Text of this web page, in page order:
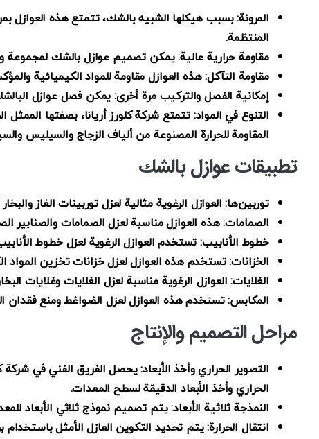
المرونة: بسبب هيكلها الشبيه بالشك، تتمتع هذه العوازل
المنتظمة.
مقاومة حرارية عالية: يمكن تصميم عوازل بالشك لمجموعة واسعة من درجات
مقاومة التآكل: هذه العوازل مقاومة للمواد الكيميائية
إمكانية الفصل والتركيب مرة أخرى: يمكن فصل عوازل
التنوع في المواد: تتمتع شركة كلورز أريانا، بصفتها
المقاومة للحرارة المصنوعة من ألياف الزجاج والسيليس
تطبيقات عوازل بالشك
توربین‌ها: العوازل الرغوية مثالية لعزل توربينات الغاز
الصمامات: هذه العوازل مناسبة لعزل الصمامات والصنابير
خطوط الأنابيب: تستخدم العوازل الرغوية لعزل خطوط
الخزانات: تستخدم هذه العوازل لعزل خزانات تخزين المواد
الغلايات: العوازل الرغوية مناسبة لعزل الغلايات وغلايات
المكابس: تستخدم هذه العوازل لعزل الضواغط ومنع فقدان
مراحل التصميم والإنتاج
التصوير الحراري وأخذ الأبعاد: يحصل الفريق الفني في شركة
الحراري وأخذ الأبعاد الدقيقة لسطح المعدات.
النمذجة ثلاثية الأبعاد: يتم تصميم نموذج ثلاثي الأبعاد
انتقال الحرارة: يتم تحديد التكوين العازل الأمثل